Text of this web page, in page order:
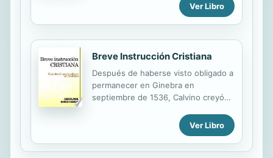
la Sagrada Biblia. También tiene como
propósito estimular un amor y
creyente deseará profundizar más
en sus tesoros inagotables. Confío
alimento para sus almas, pero
deberán tener en consideración y
comprender que el libro no fue
escrito primariamente para ellos.
Todos los libros han sido
introducciones, notas y bibliografías.
Ver Libro
Breve Instrucción Cristiana
Después de haberse visto obligado a
permanecer en Ginebra en
septiembre de 1536, Calvino creyó
necesitaba un breve tratado
accesible a todos, que sirviera de
catecismo para toda la Iglesia.
Ver Libro